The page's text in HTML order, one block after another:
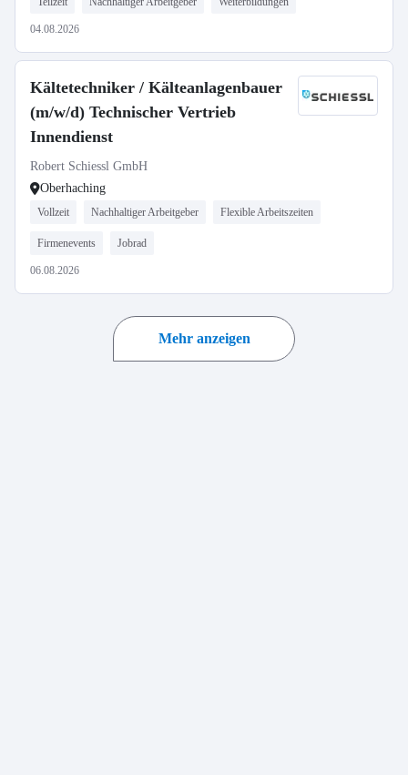
04.08.2026
Kältetechniker / Kälteanlagenbauer
(m/w/d) Technischer Vertrieb
Innendienst
Robert Schiessl GmbH
Oberhaching
Vollzeit Nachhaltiger Arbeitgeber Flexible Arbeitszeiten
Firmenevents Jobrad
06.08.2026
Mehr anzeigen